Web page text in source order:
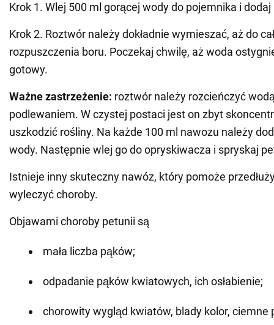
Krok 1. Wlej 500 ml gorącej wody do pojemnika i dodaj
Krok 2. Roztwór należy dokładnie wymieszać, aż do
rozpuszczenia boru. Poczekaj chwilę, aż woda
gotowy.
Ważne zastrzeżenie: roztwór należy rozcieńczyć
podlewaniem. W czystej postaci jest on zbyt
uszkodzić rośliny. Na każde 100 ml nawozu należy
wody. Następnie wlej go do opryskiwacza i spryskaj
Istnieje inny skuteczny nawóz, który pomoże
wyleczyć choroby.
Objawami choroby petunii są
mała liczba pąków;
odpadanie pąków kwiatowych, ich osłabienie;
chorowity wygląd kwiatów, blady kolor, ciemne